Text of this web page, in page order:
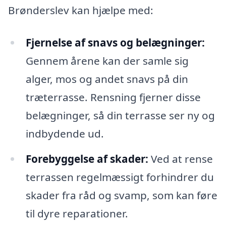
Brønderslev kan hjælpe med:
Fjernelse af snavs og belægninger:
Gennem årene kan der samle sig
alger, mos og andet snavs på din
træterrasse. Rensning fjerner disse
belægninger, så din terrasse ser ny og
indbydende ud.
Forebyggelse af skader: Ved at rense
terrassen regelmæssigt forhindrer du
skader fra råd og svamp, som kan føre
til dyre reparationer.